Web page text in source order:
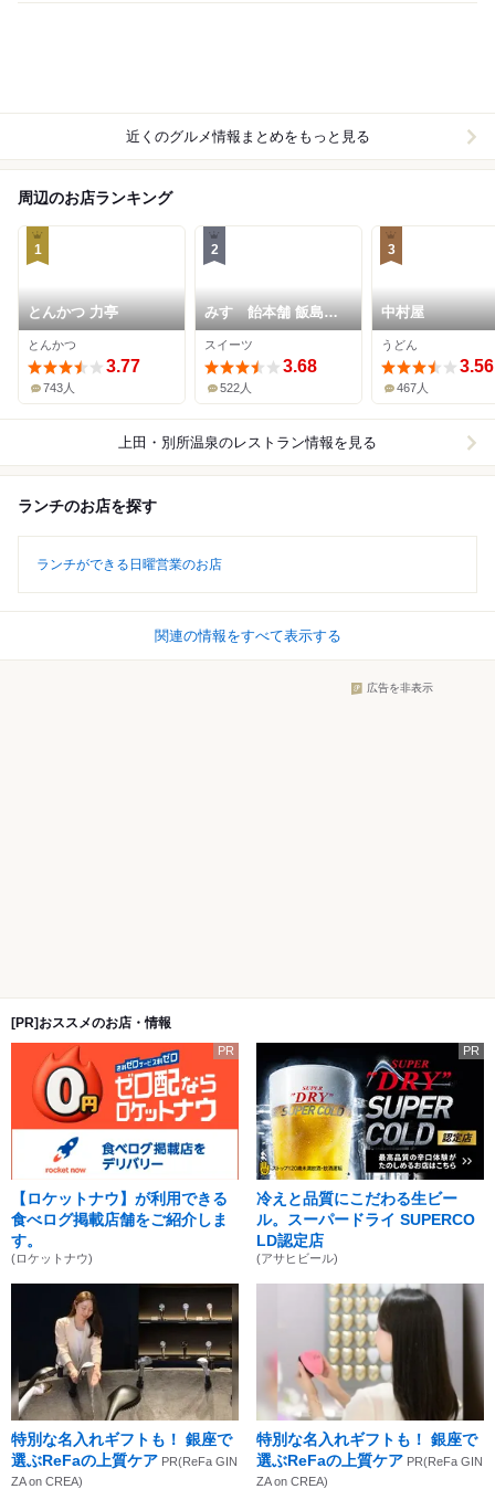
近くのグルメ情報まとめをもっと見る
周辺のお店ランキング
1
とんかつ 力亭
とんかつ
3.77
743人
2
みすゞ飴本舗 飯島商
店 上田本店
スイーツ
3.68
522人
3
中村屋
うどん
3.56
467人
上田・別所温泉のレストラン情報を見る
ランチのお店を探す
ランチができる日曜営業のお店
関連の情報をすべて表示する
広告を非表示
[PR]おススメのお店・情報
PR
【ロケットナウ】が利用できる
食べログ掲載店舗をご紹介しま
す。
(ロケットナウ)
PR
冷えと品質にこだわる生ビー
ル。スーパードライ SUPERCO
LD認定店
(アサヒビール)
特別な名入れギフトも！ 銀座で
選ぶReFaの上質ケア PR(ReFa GIN
ZA on CREA)
特別な名入れギフトも！ 銀座で
選ぶReFaの上質ケア PR(ReFa GIN
ZA on CREA)